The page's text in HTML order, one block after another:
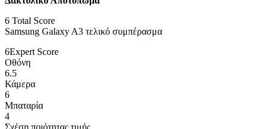
6 Total Score
Samsung Galaxy A3 τελικό συμπέρασμα
6Expert Score
Οθόνη
6.5
Κάμερα
6
Μπαταρία
4
Σχέση ποιότητας τιμής